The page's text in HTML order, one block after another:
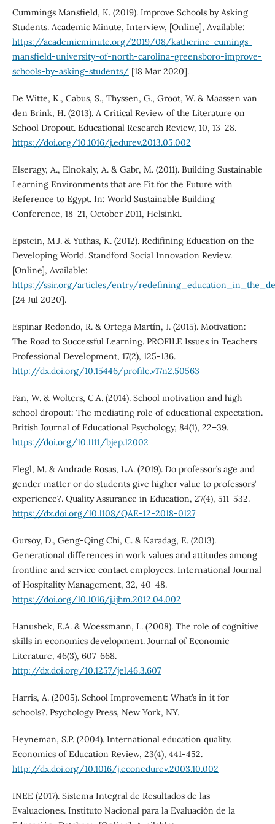
Cummings Mansfield, K. (2019). Improve Schools by Asking
Students. Academic Minute, Interview, [Online], Available:
https://academicminute.org/2019/08/katherine-cumings-
mansfield-university-of-north-carolina-greensboro-improve-
schools-by-asking-students/[18 Mar 2020].
De Witte, K., Cabus, S., Thyssen, G., Groot, W. & Maassen van
den Brink, H. (2013). A Critical Review of the Literature on
School Dropout. Educational Research Review, 10, 13-28.
https://doi.org/10.1016/j.edurev.2013.05.002
Elseragy, A., Elnokaly, A. & Gabr, M. (2011). Building Sustainable
Learning Environments that are Fit for the Future with
Reference to Egypt. In: World Sustainable Building
Conference, 18-21, October 2011, Helsinki.
Epstein, M.J. & Yuthas, K. (2012). Redifining Education on the
Developing World. Standford Social Innovation Review.
[Online], Available:
https://ssir.org/articles/entry/
[24 Jul 2020].
Espinar Redondo, R. & Ortega Martín, J. (2015). Motivation:
The Road to Successful Learning. PROFILE Issues in Teachers
Professional Development, 17(2), 125-136.
http://dx.doi.org/10.15446/profile.v17n2.50563
Fan, W. & Wolters, C.A. (2014). School motivation and high
school dropout: The mediating role of educational expectation.
British Journal of Educational Psychology, 84(1), 22–39.
https://doi.org/10.1111/bjep.12002
Flegl, M. & Andrade Rosas, L.A. (2019). Do professor’s age and
gender matter or do students give higher value to professors’
experience?. Quality Assurance in Education, 27(4), 511-532.
https://dx.doi.org/10.1108/QAE-12-2018-0127
Gursoy, D., Geng-Qing Chi, C. & Karadag, E. (2013).
Generational differences in work values and attitudes among
frontline and service contact employees. International Journal
of Hospitality Management, 32, 40-48.
https://doi.org/10.1016/j.ijhm.2012.04.002
Hanushek, E.A. & Woessmann, L. (2008). The role of cognitive
skills in economics development. Journal of Economic
Literature, 46(3), 607-668.
http://dx.doi.org/10.1257/jel.46.3.607
Harris, A. (2005). School Improvement: What’s in it for
schools?. Psychology Press, New York, NY.
Heyneman, S.P. (2004). International education quality.
Economics of Education Review, 23(4), 441-452.
http://dx.doi.org/10.1016/j.econedurev.2003.10.002
INEE (2017). Sistema Integral de Resultados de las
Evaluaciones. Instituto Nacional para la Evaluación de la